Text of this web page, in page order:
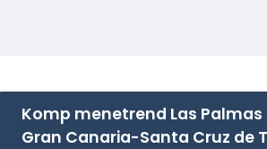
Komp menetrend Las Palmas
Gran Canaria-Santa Cruz de